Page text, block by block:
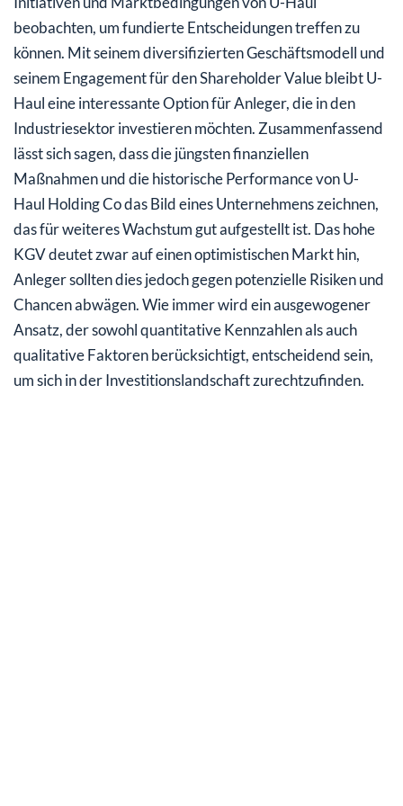
beobachten, um fundierte Entscheidungen treffen zu
können. Mit seinem diversifizierten Geschäftsmodell und
seinem Engagement für den Shareholder Value bleibt U-
Haul eine interessante Option für Anleger, die in den
Industriesektor investieren möchten. Zusammenfassend
lässt sich sagen, dass die jüngsten finanziellen
Maßnahmen und die historische Performance von U-
Haul Holding Co das Bild eines Unternehmens zeichnen,
das für weiteres Wachstum gut aufgestellt ist. Das hohe
KGV deutet zwar auf einen optimistischen Markt hin,
Anleger sollten dies jedoch gegen potenzielle Risiken und
Chancen abwägen. Wie immer wird ein ausgewogener
Ansatz, der sowohl quantitative Kennzahlen als auch
qualitative Faktoren berücksichtigt, entscheidend sein,
um sich in der Investitionslandschaft zurechtzufinden.